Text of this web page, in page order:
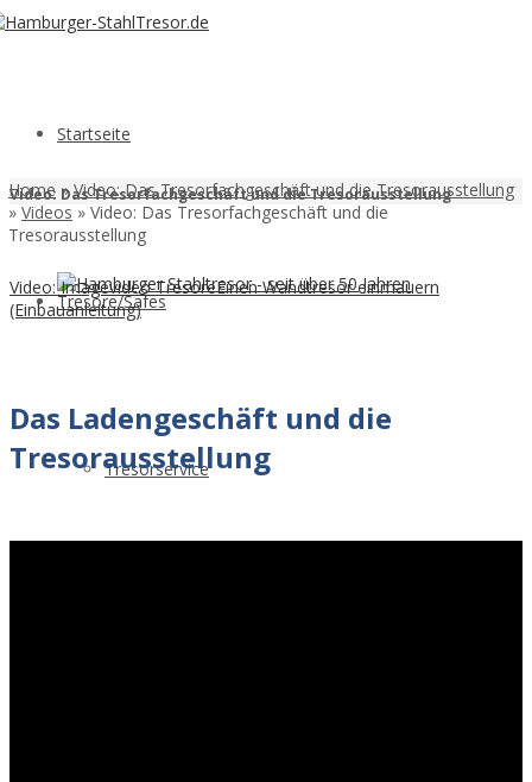
Startseite
Tresore/Safes
Tresorservice
Video: Das Tresorfachgeschäft und die Tresorausstellung
Home » Video: Das Tresorfachgeschäft und die Tresorausstellung
» Videos » Video: Das Tresorfachgeschäft und die
Tresorausstellung
Video: Imagevideo TresoreEinen Wandtresor einmauern
(Einbauanleitung)
Das Ladengeschäft und die
Tresorausstellung